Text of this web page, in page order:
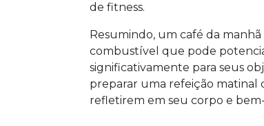
de fitness.
Resumindo, um café da
combustível que pode
significativamente para seus
preparar uma refeição matinal
refletirem em seu corpo e